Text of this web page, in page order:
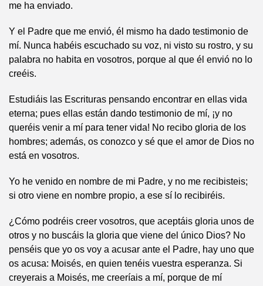
me ha enviado.
Y el Padre que me envió, él mismo ha dado testimonio de
mí. Nunca habéis escuchado su voz, ni visto su rostro, y su
palabra no habita en vosotros, porque al que él envió no lo
creéis.
Estudiáis las Escrituras pensando encontrar en ellas vida
eterna; pues ellas están dando testimonio de mí, ¡y no
queréis venir a mí para tener vida! No recibo gloria de los
hombres; además, os conozco y sé que el amor de Dios no
está en vosotros.
Yo he venido en nombre de mi Padre, y no me recibisteis;
si otro viene en nombre propio, a ese sí lo recibiréis.
¿Cómo podréis creer vosotros, que aceptáis gloria unos de
otros y no buscáis la gloria que viene del único Dios? No
penséis que yo os voy a acusar ante el Padre, hay uno que
os acusa: Moisés, en quien tenéis vuestra esperanza. Si
creyerais a Moisés, me creeríais a mí, porque de mí